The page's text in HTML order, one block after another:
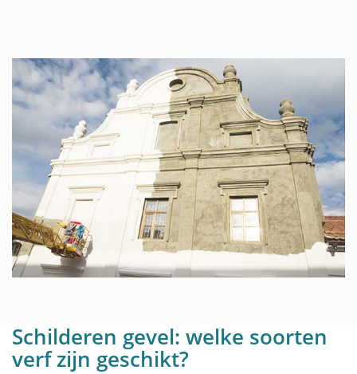
Schilderen gevel: welke soorten
verf zijn geschikt?